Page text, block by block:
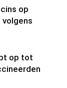
op
volgens
op tot